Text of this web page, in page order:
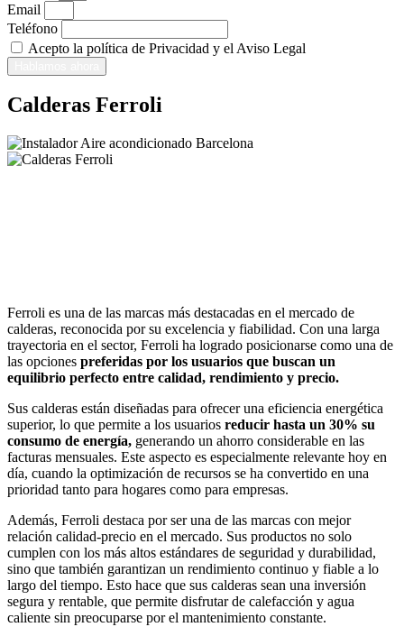
Email
Teléfono
Acepto la política de Privacidad y el Aviso Legal
Calderas Ferroli
Ferroli es una de las marcas más destacadas en el mercado de
calderas, reconocida por su excelencia y fiabilidad. Con una larga
trayectoria en el sector, Ferroli ha logrado posicionarse como una de
las opciones preferidas por los usuarios que buscan un
equilibrio perfecto entre calidad, rendimiento y precio.
Sus calderas están diseñadas para ofrecer una eficiencia energética
superior, lo que permite a los usuarios reducir hasta un 30% su
consumo de energía, generando un ahorro considerable en las
facturas mensuales. Este aspecto es especialmente relevante hoy en
día, cuando la optimización de recursos se ha convertido en una
prioridad tanto para hogares como para empresas.
Además, Ferroli destaca por ser una de las marcas con mejor
relación calidad-precio en el mercado. Sus productos no solo
cumplen con los más altos estándares de seguridad y durabilidad,
sino que también garantizan un rendimiento continuo y fiable a lo
largo del tiempo. Esto hace que sus calderas sean una inversión
segura y rentable, que permite disfrutar de calefacción y agua
caliente sin preocuparse por el mantenimiento constante.